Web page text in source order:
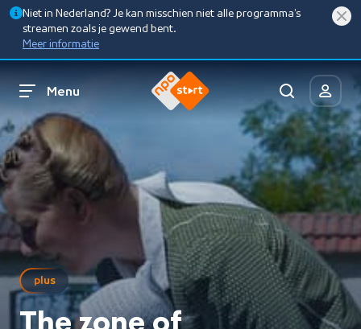
Niet in Nederland? Je kan misschien niet alle programma’s
streamen zoals je gewend bent.
Meer informatie
Menu
plus